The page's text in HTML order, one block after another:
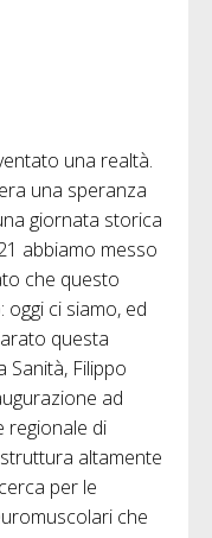
una realtà.
una speranza
giornata storica
abbiamo messo
che questo
ci siamo, ed
questa
Sanità, Filippo
ad
regionale di
altamente
per le
che